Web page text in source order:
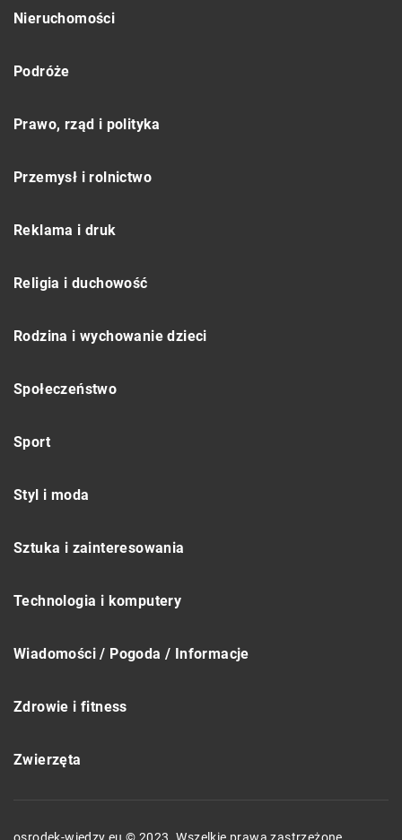
Nieruchomości
Podróże
Prawo, rząd i polityka
Przemysł i rolnictwo
Reklama i druk
Religia i duchowość
Rodzina i wychowanie dzieci
Społeczeństwo
Sport
Styl i moda
Sztuka i zainteresowania
Technologia i komputery
Wiadomości / Pogoda / Informacje
Zdrowie i fitness
Zwierzęta
osrodek-wiedzy.eu © 2023. Wszelkie prawa zastrzeżone.